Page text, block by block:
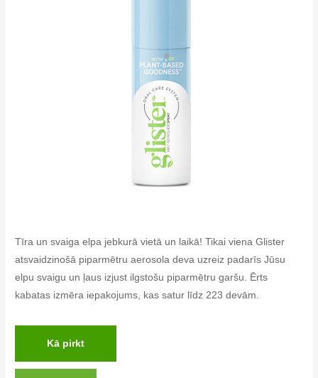
Tīra un svaiga elpa jebkurā vietā un laikā! Tikai viena Glister
atsvaidzinošā piparmētru aerosola deva uzreiz padarīs Jūsu
elpu svaigu un ļaus izjust ilgstošu piparmētru garšu. Ērts
kabatas izmēra iepakojums, kas satur līdz 223 devām.
Kā pirkt